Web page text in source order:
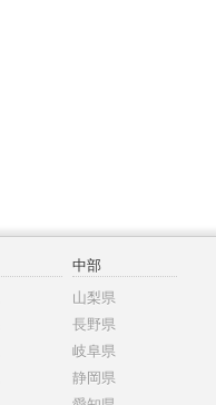
中部
山梨県
長野県
岐阜県
静岡県